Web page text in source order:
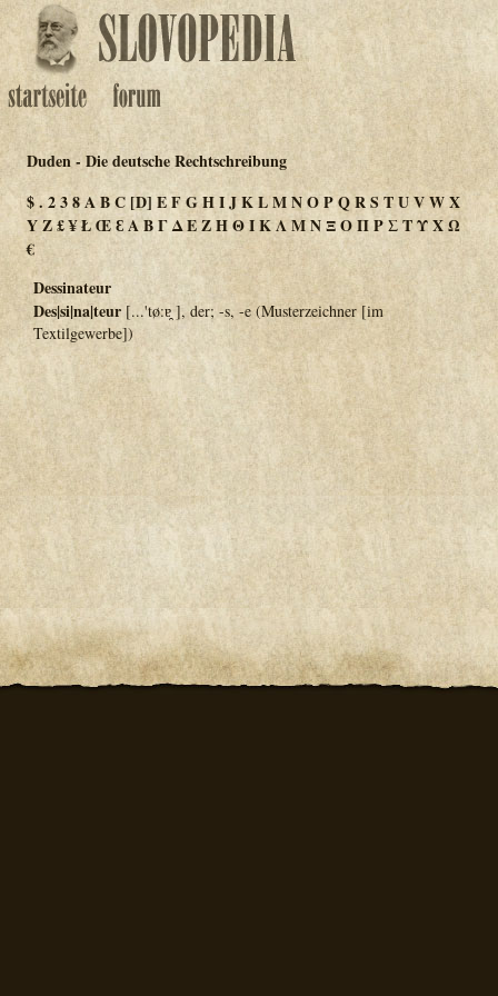
Duden - Die deutsche Rechtschreibung
$.238ABC [D] EFGHIJKLMNOPQRS TUVWX
YZ£¥ŁŒƐΑΒΓΔΕΖΗΘΙΚΛΜΝΞΟΠΡΣΤΥΧΩ
€
Dessinateur
Des|si|na|teur [...'tø:ɐ̯ ], der; -s, -e (Musterzeichner [im
Textilgewerbe])